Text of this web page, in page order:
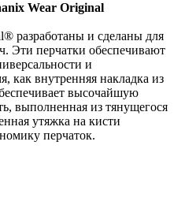
Wear Original
разработаны и сделаны для
Эти перчатки обеспечивают
и
как внутренняя накладка из
высочайшую
выполненная из тянущегося
утяжка на кисти
перчаток.